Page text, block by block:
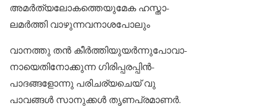
അമർത്യലോകത്തെയുമേക ഹസ്താ-
ലമർത്തി വാഴുന്നവനാശപോലും
വാനത്തു തൻ കീർത്തിയുയർന്നുപോവാ-
നായെതിനോക്കുന്ന ഗിരിപ്പരപ്പിൻ-
പാദങ്ങളോന്നു പരിചര്യചെയ് വു
പാവങ്ങൾ സാനുക്കൾ തൃണപ്രമാണർ.